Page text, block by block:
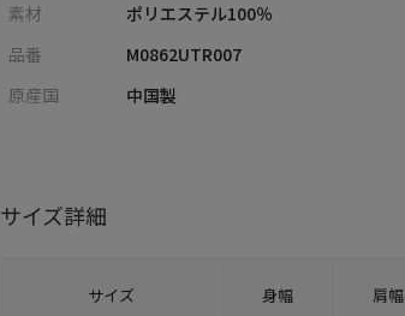
素材
ポリエステル100％
品番
M0862UTR007
原産国
中国製
サイズ詳細
サイズ 身幅 肩幅